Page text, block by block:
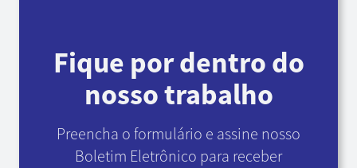
Fique por dentro do
nosso trabalho
Preencha o formulário e assine nosso
Boletim Eletrônico para receber